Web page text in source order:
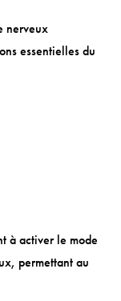
nerveux
essentielles du
à activer le mode
permettant au